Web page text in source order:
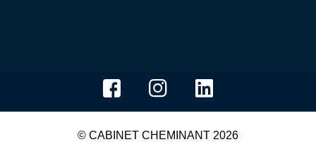
© CABINET CHEMINANT 2026